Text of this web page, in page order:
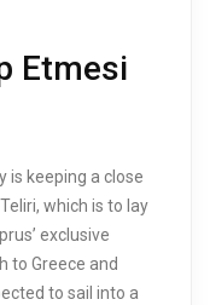
Etmesi
is keeping a close
which is to lay
exclusive
to Greece and
to sail into a